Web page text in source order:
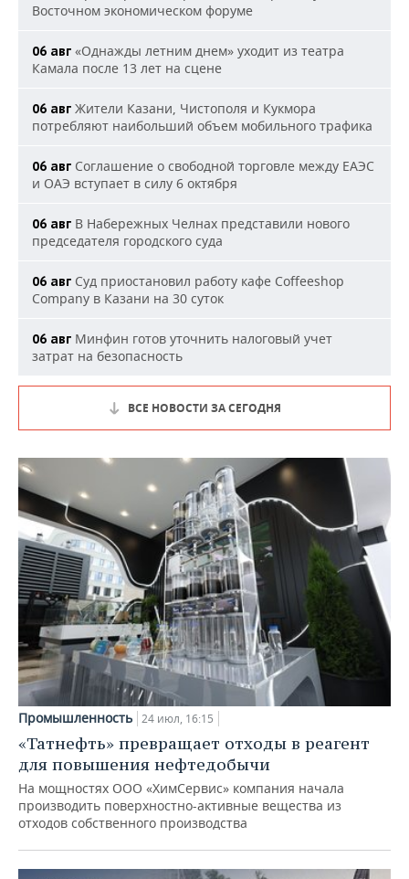
Восточном экономическом форуме
06 авг «Однажды летним днем» уходит из театра
Камала после 13 лет на сцене
06 авг Жители Казани, Чистополя и Кукмора
потребляют наибольший объем мобильного трафика
06 авг Соглашение о свободной торговле между ЕАЭС
и ОАЭ вступает в силу 6 октября
06 авг В Набережных Челнах представили нового
председателя городского суда
06 авг Суд приостановил работу кафе Coffeeshop
Company в Казани на 30 суток
06 авг Минфин готов уточнить налоговый учет
затрат на безопасность
ВСЕ НОВОСТИ ЗА СЕГОДНЯ
Промышленность 24 июл, 16:15
«Татнефть» превращает отходы в реагент
для повышения нефтедобычи
На мощностях ООО «ХимСервис» компания начала
производить поверхностно-активные вещества из
отходов собственного производства